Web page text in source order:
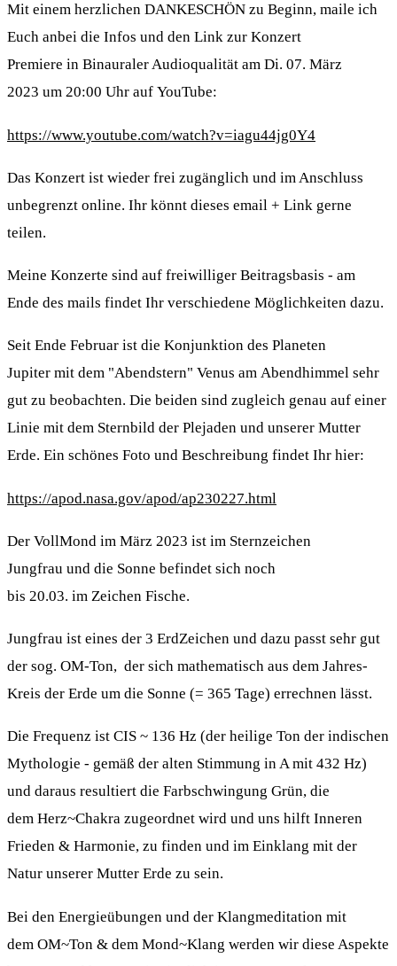
Mit einem herzlichen DANKESCHÖN zu Beginn, maile ich
Euch anbei die Infos und den Link zur Konzert
Premiere in Binauraler Audioqualität am Di. 07. März
2023 um 20:00 Uhr auf YouTube:
https://www.youtube.com/watch?v=iagu44jg0Y4
Das Konzert ist wieder frei zugänglich und im Anschluss
unbegrenzt online. Ihr könnt dieses email + Link gerne
teilen.
Meine Konzerte sind auf freiwilliger Beitragsbasis - am
Ende des mails findet Ihr verschiedene Möglichkeiten dazu.
Seit Ende Februar ist die Konjunktion des Planeten
Jupiter mit dem "Abendstern" Venus am Abendhimmel sehr
gut zu beobachten. Die beiden sind zugleich genau auf einer
Linie mit dem Sternbild der Plejaden und unserer Mutter
Erde. Ein schönes Foto und Beschreibung findet Ihr hier:
https://apod.nasa.gov/apod/ap230227.html
Der VollMond im März 2023 ist im Sternzeichen
Jungfrau und die Sonne befindet sich noch
bis 20.03. im Zeichen Fische.
Jungfrau ist eines der 3 ErdZeichen und dazu passt sehr gut
der sog. OM-Ton, der sich mathematisch aus dem Jahres-
Kreis der Erde um die Sonne (= 365 Tage) errechnen lässt.
Die Frequenz ist CIS ~ 136 Hz (der heilige Ton der indischen
Mythologie - gemäß der alten Stimmung in A mit 432 Hz)
und daraus resultiert die Farbschwingung Grün, die
dem Herz~Chakra zugeordnet wird und uns hilft Inneren
Frieden & Harmonie, zu finden und im Einklang mit der
Natur unserer Mutter Erde zu sein.
Bei den Energieübungen und der Klangmeditation mit
dem OM~Ton & dem Mond~Klang werden wir diese Aspekte